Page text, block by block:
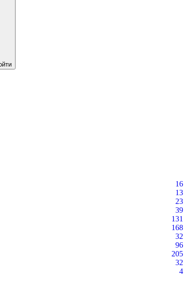
16
13
23
39
131
168
32
96
205
32
4